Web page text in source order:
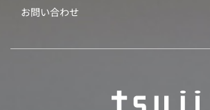
お問い合わせ